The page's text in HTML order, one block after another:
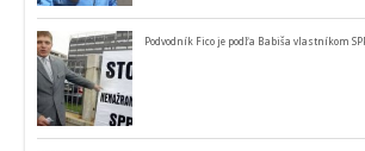
Podvodník Fico je podľa Babiša vlastníkom